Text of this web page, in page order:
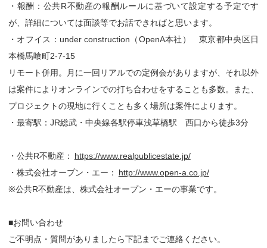
・報酬：公共R不動産の報酬ルールに基づいて設定する予定です
が、詳細については面談等でお話できればと思います。
・オフイス：under construction（OpenA本社） 東京都中央区日
本橋馬喰町2-7-15
リモート併用。月に一回リアルでの定例会がありますが、それ以外
は案件によりオンラインでの打ち合わせをすることも多数。また、
プロジェクトの現地に行くことも多く場所は案件によります。
・最寄駅：JR総武・中央線各駅停車浅草橋駅 西口から徒歩3分
・公共R不動産：
https://www.realpublicestate.jp/
・株式会社オープン・エー：
http://www.open-a.co.jp/
※公共R不動産は、株式会社オープン・エーの事業です。
■お問い合わせ
ご不明点・質問がありましたら下記までご連絡ください。